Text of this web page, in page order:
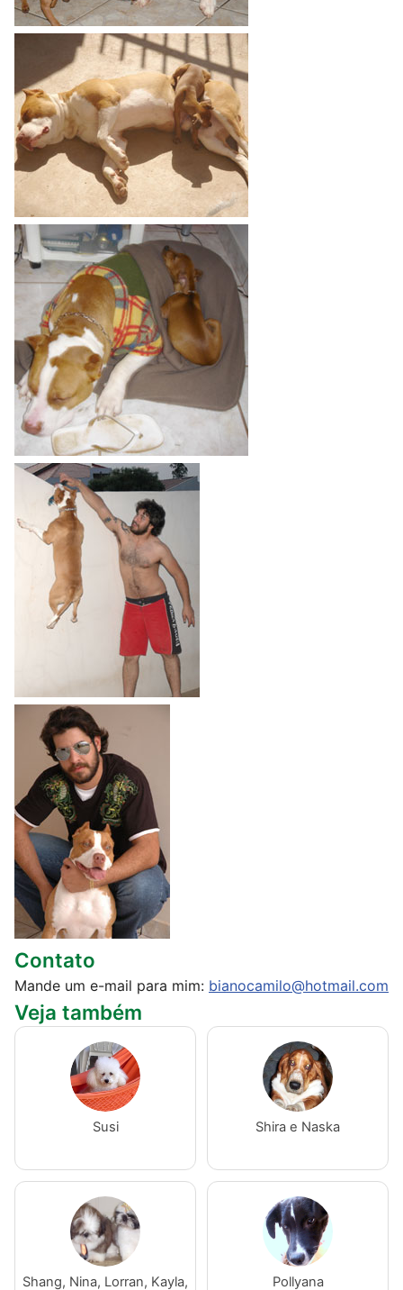
Contato
Mande um e-mail para mim: bianocamilo@hotmail.com
Veja também
Susi Shira e Naska
Shang, Nina, Lorran, Kayla, Pollyana